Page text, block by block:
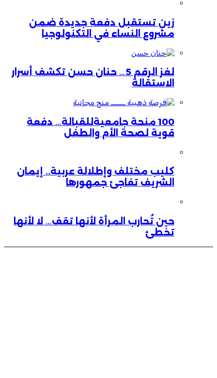
زين تستقبل دفعة جديدة ضمن
مشروع النساء في التكنولوجيا
لغز الرقم 5… حنان حسن تكشف أسرار
الاستقالة
100 منحة جامعيةللقبالة… دفعة
قوية لصحة الأم والطفل
كليب مختلف وإطلالة عربية.. إيمان
الشريف تفاجئ جمهورها
حين تُحارب المرأة لأنها تقف… لا لأنها
تخطئ